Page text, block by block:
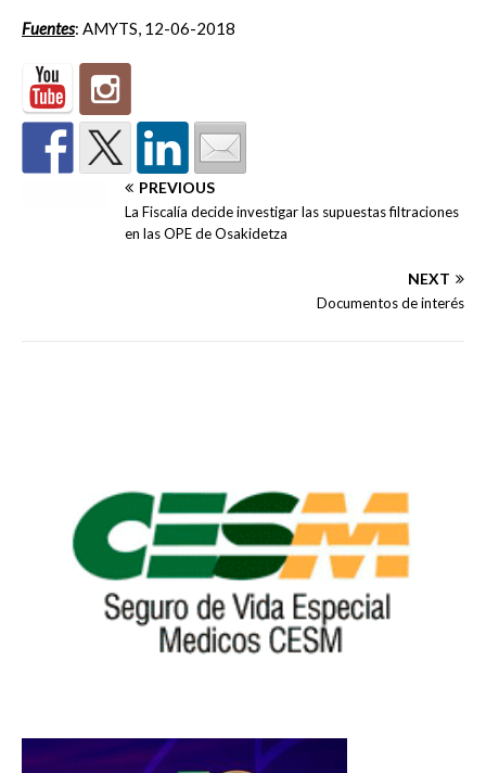
Fuentes: AMYTS, 12-06-2018
PREVIOUS
La Fiscalía decide investigar las supuestas filtraciones
en las OPE de Osakidetza
NEXT
Documentos de interés